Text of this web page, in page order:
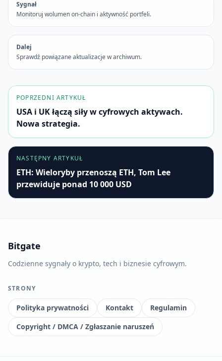
Sygnał
Monitoruj wolumen on-chain i aktywność portfeli.
Dalej
Sprawdź powiązane aktualizacje w archiwum.
POPRZEDNI ARTYKUŁ
USA i UK łączą siły w cyfrowych aktywach.
Nowa strategia.
NASTĘPNY ARTYKUŁ
ETH: Wieloryby przenoszą ETH, Tom Lee
przewiduje ponad 10 000 USD
Bitgate
Codzienne sygnały o krypto, tech i biznesie cyfrowym.
STRONY
Polityka prywatności Kontakt
Regulamin
Copyright / DMCA / Zgłaszanie naruszeń